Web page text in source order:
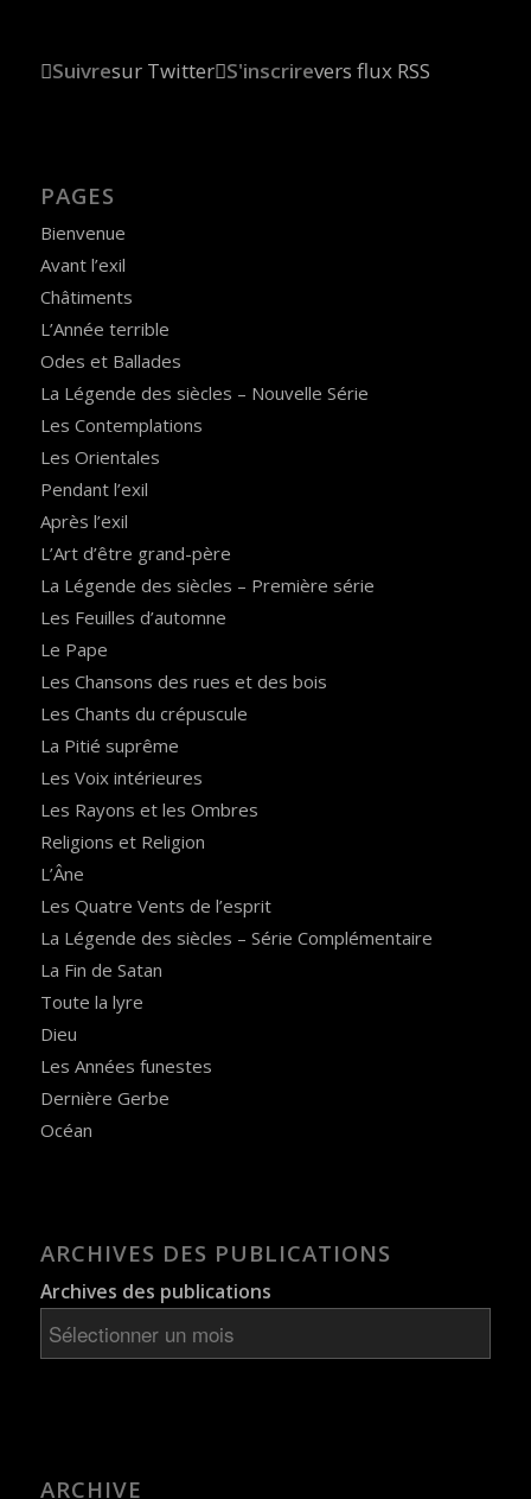
Suivresur Twitter S'inscrirevers flux RSS
PAGES
Bienvenue
Avant l’exil
Châtiments
L’Année terrible
Odes et Ballades
La Légende des siècles – Nouvelle Série
Les Contemplations
Les Orientales
Pendant l’exil
Après l’exil
L’Art d’être grand-père
La Légende des siècles – Première série
Les Feuilles d’automne
Le Pape
Les Chansons des rues et des bois
Les Chants du crépuscule
La Pitié suprême
Les Voix intérieures
Les Rayons et les Ombres
Religions et Religion
L’Âne
Les Quatre Vents de l’esprit
La Légende des siècles – Série Complémentaire
La Fin de Satan
Toute la lyre
Dieu
Les Années funestes
Dernière Gerbe
Océan
ARCHIVES DES PUBLICATIONS
Archives des publications
ARCHIVE